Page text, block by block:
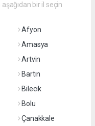
bir il seçin
Afyon
Amasya
Artvin
Bartın
Bilecik
Bolu
Çanakkale